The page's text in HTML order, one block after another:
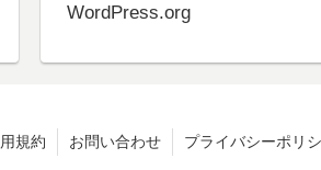
WordPress.org
規約 お問い合わせ プライバシーポリ